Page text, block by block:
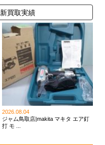
買取実績
2026.08.04
ジャム鳥取店|makita マキタ エア釘
打 モ ...